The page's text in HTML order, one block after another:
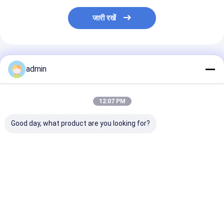
जारी रखें
अनुशंसित उत्पाद
admin
12:07 PM
Good day, what product are you looking for?